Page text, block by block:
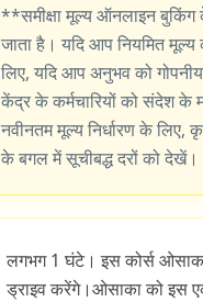
**समीक्षा मूल्य ऑनलाइन बुकिंग
जाता है। यदि आप नियमित
लिए, यदि आप अनुभव को
केंद्र के कर्मचारियों को संदेश के
नवीनतम मूल्य निर्धारण के
के बगल में सूचीबद्ध दरों को देखें।
लगभग 1 घंटे। इस कोर्स
ड्राइव करेंगे।ओसाका को इस